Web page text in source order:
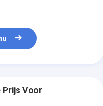
Prijs Voor